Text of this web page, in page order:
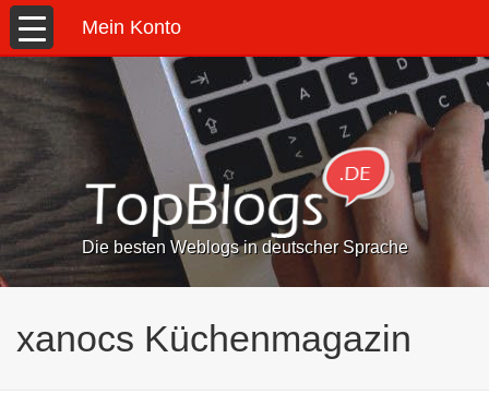
Mein Konto
Die besten Weblogs in deutscher Sprache
xanocs Küchenmagazin